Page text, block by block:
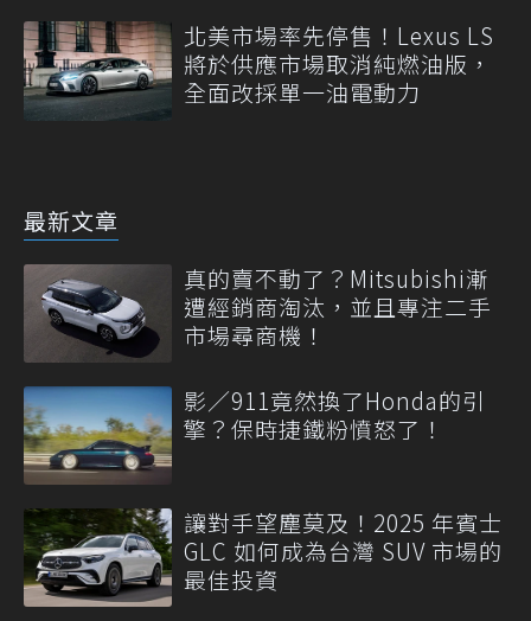
北美市場率先停售！Lexus LS
將於供應市場取消純燃油版，
全面改採單一油電動力
最新文章
真的賣不動了？Mitsubishi漸
遭經銷商淘汰，並且專注二手
市場尋商機！
影／911竟然換了Honda的引
擎？保時捷鐵粉憤怒了！
讓對手望塵莫及！2025 年賓士
GLC 如何成為台灣 SUV 市場的
最佳投資